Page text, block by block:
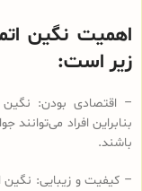
اهمیت نگین
زیر است:
– اقتصادی‌ بودن: نگین
بنابراین افراد می‌توانند
باشند.
– کیفیت و زیبایی: